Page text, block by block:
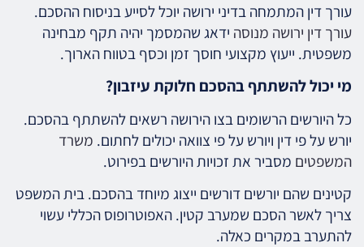
עורך דין המתמחה בדיני ירושה יוכל לסייע בניסוח ההסכם.
עורך דין ירושה מנוסה ידאג שהמסמך יהיה תקף מבחינה
משפטית. ייעוץ מקצועי חוסך זמן וכסף בטווח הארוך.
מי יכול להשתתף בהסכם חלוקת עיזבון?
כל היורשים הרשומים בצו הירושה רשאים להשתתף בהסכם.
יורש על פי דין ויורש על פי צוואה יכולים לחתום. משרד
המשפטים מסביר את זכויות היורשים בפירוט.
קטינים שהם יורשים דורשים ייצוג מיוחד בהסכם. בית המשפט
צריך לאשר הסכם שמערב קטין. האפוטרופוס הכללי עשוי
להתערב במקרים כאלה.